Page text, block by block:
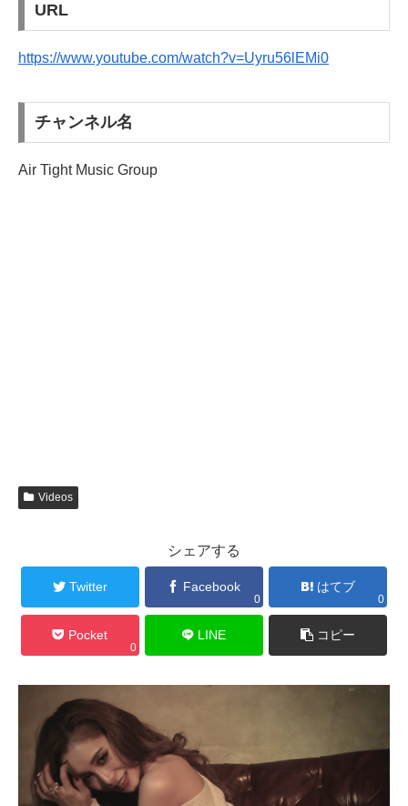
URL
https://www.youtube.com/watch?v=Uyru56lEMi0
チャンネル名
Air Tight Music Group
Videos
シェアする
Twitter Facebook
0
はてブ
0
Pocket
0
LINE コピー